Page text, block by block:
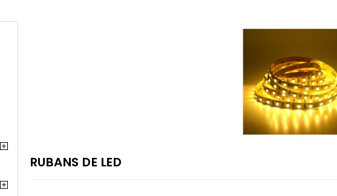
RUBANS DE LED